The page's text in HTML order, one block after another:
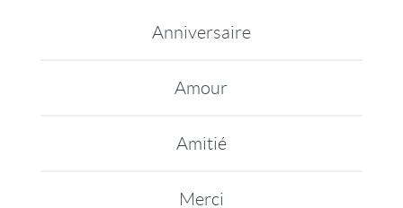
Anniversaire
Amour
Amitié
Merci